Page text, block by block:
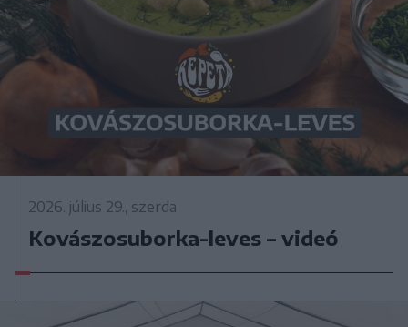
2026. július 29., szerda
Kovászosuborka-leves – videó